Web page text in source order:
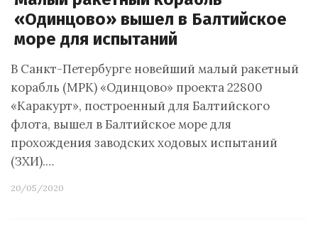
«Одинцово» вышел в Балтийское
море для испытаний
В Санкт-Петербурге новейший малый ракетный
корабль (МРК) «Одинцово» проекта 22800
«Каракурт», построенный для Балтийского
флота, вышел в Балтийское море для
прохождения заводских ходовых испытаний
(ЗХИ).…
20/05/2020